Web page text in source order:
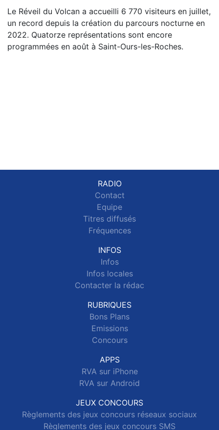
Le Réveil du Volcan a accueilli 6 770 visiteurs en juillet,
un record depuis la création du parcours nocturne en
2022. Quatorze représentations sont encore
programmées en août à Saint-Ours-les-Roches.
RADIO
Contact
Equipe
Titres diffusés
Fréquences
INFOS
Infos
Infos locales
Contacter la rédac
RUBRIQUES
Bons Plans
Emissions
Concours
APPS
RVA sur iPhone
RVA sur Android
JEUX CONCOURS
Règlements des jeux concours réseaux sociaux
Règlements des jeux concours SMS